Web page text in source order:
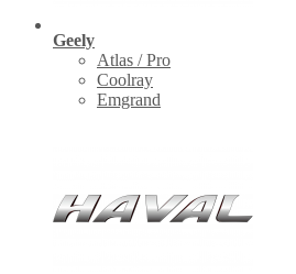
Geely
Atlas / Pro
Coolray
Emgrand